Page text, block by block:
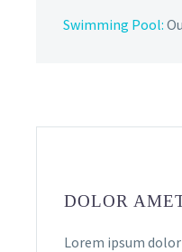
Swimming Pool:
DOLOR
Lorem ipsum